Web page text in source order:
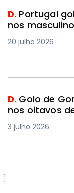
D. Portugal
nos
20 julho 2026
D. Golo de
nos oitavos
3 julho 2026
PUB.